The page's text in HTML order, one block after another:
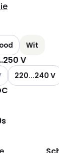
Wit
V
(Huidige
220...240 V
(Huidige